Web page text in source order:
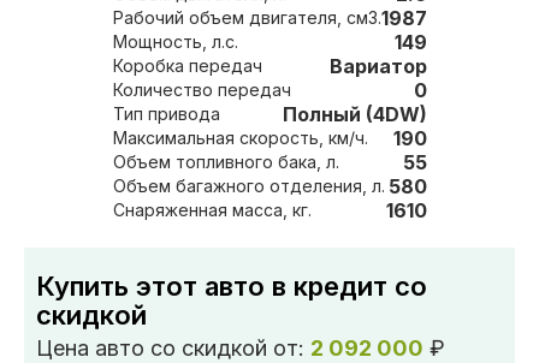
Рабочий объем двигателя, см3.1987
Мощность, л.с. 149
Коробка передач Вариатор
Количество передач 0
Тип привода Полный (4DW)
Максимальная скорость, км/ч. 190
Объем топливного бака, л. 55
Объем багажного отделения, л. 580
Снаряженная масса, кг. 1610
Купить этот авто в кредит со
скидкой
Цена авто со скидкой от: 2 092 000 ₽